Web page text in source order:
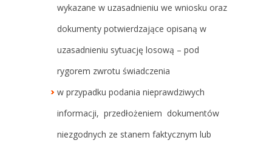
wykazane w uzasadnieniu we wniosku oraz
dokumenty potwierdzające opisaną w
uzasadnieniu sytuację losową – pod
rygorem zwrotu świadczenia
w przypadku podania nieprawdziwych
informacji, przedłożeniem dokumentów
niezgodnych ze stanem faktycznym lub